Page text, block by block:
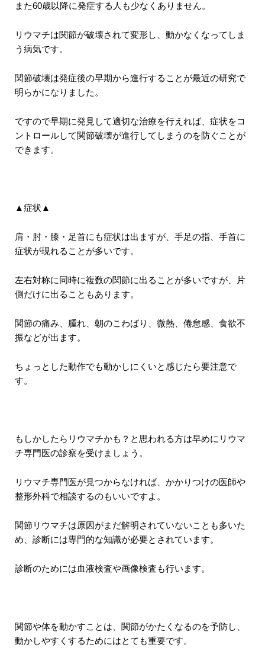
また60歳以降に発症する人も少なくありません。
リウマチは関節が破壊されて変形し、動かなくなってしま
う病気です。
関節破壊は発症後の早期から進行することが最近の研究で
明らかになりました。
ですので早期に発見して適切な治療を行えれば、症状をコ
ントロールして関節破壊が進行してしまうのを防ぐことが
できます。
▲症状▲
肩・肘・膝・足首にも症状は出ますが、手足の指、手首に
症状が現れることが多いです。
左右対称に同時に複数の関節に出ることが多いですが、片
側だけに出ることもあります。
関節の痛み、腫れ、朝のこわばり、微熱、倦怠感、食欲不
振などが出ます。
ちょっとした動作でも動かしにくいと感じたら要注意で
す。
もしかしたらリウマチかも？と思われる方は早めにリウマ
チ専門医の診察を受けましょう。
リウマチ専門医が見つからなければ、かかりつけの医師や
整形外科で相談するのもいいですよ。
関節リウマチは原因がまだ解明されていないことも多いた
め、診断には専門的な知識が必要とされています。
診断のためには血液検査や画像検査も行います。
関節や体を動かすことは、関節がかたくなるのを予防し、
動かしやすくするためにはとても重要です。